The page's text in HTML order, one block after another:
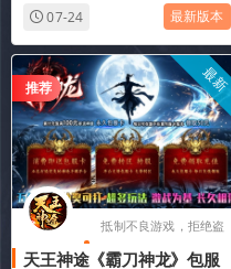
费打、散人追梦（踏入仙途
07-24 最新版本
推荐 最新
抵制不良游戏，拒绝盗
版游戏
天王神途《霸刀神龙》包服